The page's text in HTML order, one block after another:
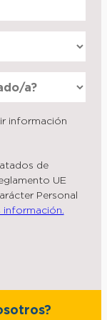
información
de
UE
Personal
información.